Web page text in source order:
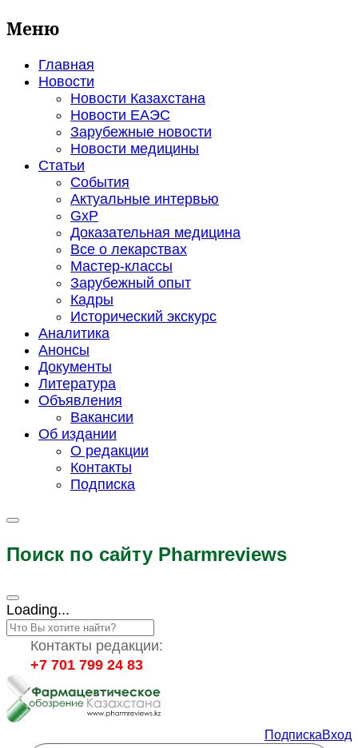
Меню
Главная
Новости
Новости Казахстана
Новости ЕАЭС
Зарубежные новости
Новости медицины
Статьи
События
Актуальные интервью
GxP
Доказательная медицина
Все о лекарствах
Мастер-классы
Зарубежный опыт
Кадры
Исторический экскурс
Аналитика
Анонсы
Документы
Литература
Объявления
Вакансии
Об издании
О редакции
Контакты
Подписка
Поиск по сайту Pharmreviews
Loading...
Контакты редакции:
+7 701 799 24 83
ПодпискаВход